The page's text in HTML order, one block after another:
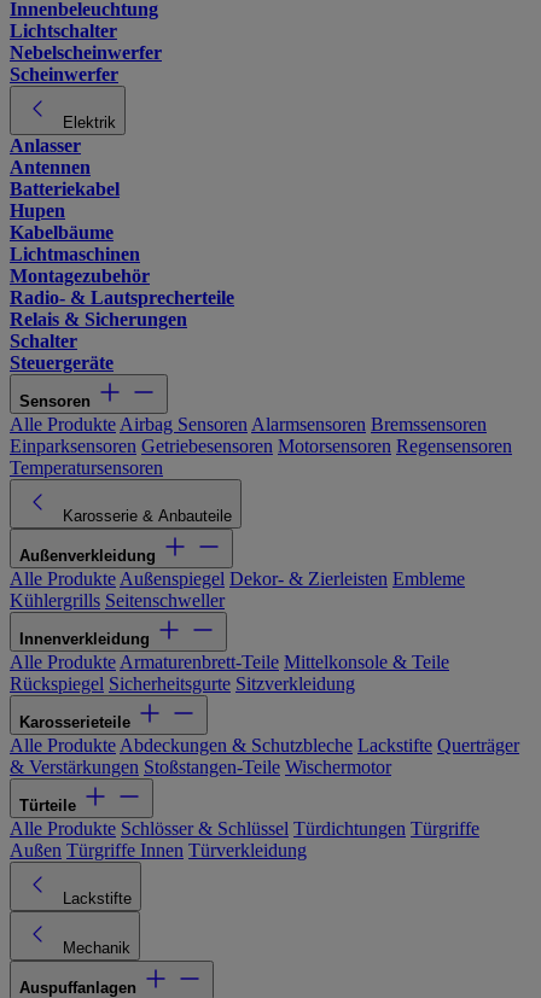
Innenbeleuchtung
Lichtschalter
Nebelscheinwerfer
Scheinwerfer
Elektrik
Anlasser
Antennen
Batteriekabel
Hupen
Kabelbäume
Lichtmaschinen
Montagezubehör
Radio- & Lautsprecherteile
Relais & Sicherungen
Schalter
Steuergeräte
Sensoren
Alle Produkte Airbag Sensoren Alarmsensoren Bremssensoren
Einparksensoren Getriebesensoren Motorsensoren Regensensoren
Temperatursensoren
Karosserie & Anbauteile
Außenverkleidung
Alle Produkte Außenspiegel Dekor- & Zierleisten Embleme
Kühlergrills Seitenschweller
Innenverkleidung
Alle Produkte Armaturenbrett-Teile Mittelkonsole & Teile
Rückspiegel Sicherheitsgurte Sitzverkleidung
Karosserieteile
Alle Produkte Abdeckungen & Schutzbleche Lackstifte Querträger
& Verstärkungen Stoßstangen-Teile Wischermotor
Türteile
Alle Produkte Schlösser & Schlüssel Türdichtungen Türgriffe
Außen Türgriffe Innen Türverkleidung
Lackstifte
Mechanik
Auspuffanlagen